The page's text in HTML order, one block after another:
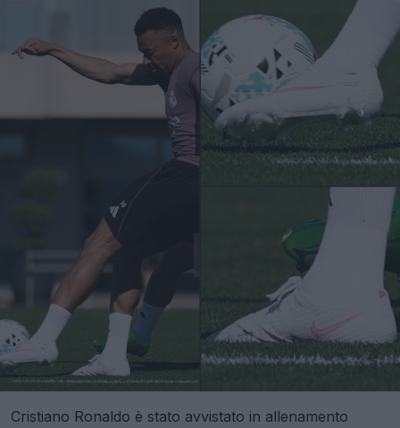
Cristiano Ronaldo è stato avvistato in allenamento